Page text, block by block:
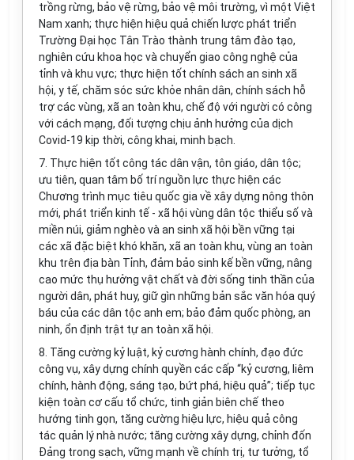
trồng rừng, bảo vệ rừng, bảo vệ môi trường, vì một Việt
Nam xanh; thực hiện hiệu quả chiến lược phát triển
Trường Đại học Tân Trào thành trung tâm đào tạo,
nghiên cứu khoa học và chuyển giao công nghệ của
tỉnh và khu vực; thực hiện tốt chính sách an sinh xã
hội, y tế, chăm sóc sức khỏe nhân dân, chính sách hỗ
trợ các vùng, xã an toàn khu, chế độ với người có công
với cách mạng, đối tượng chịu ảnh hưởng của dịch
Covid-19 kịp thời, công khai, minh bạch.
7. Thực hiện tốt công tác dân vận, tôn giáo, dân tộc;
ưu tiên, quan tâm bố trí nguồn lực thực hiện các
Chương trình mục tiêu quốc gia về xây dựng nông thôn
mới, phát triển kinh tế - xã hội vùng dân tộc thiểu số và
miền núi, giảm nghèo và an sinh xã hội bền vững tại
các xã đặc biệt khó khăn, xã an toàn khu, vùng an toàn
khu trên địa bàn Tỉnh, đảm bảo sinh kế bền vững, nâng
cao mức thụ hưởng vật chất và đời sống tinh thần của
người dân, phát huy, giữ gìn những bản sắc văn hóa quý
báu của các dân tộc anh em; bảo đảm quốc phòng, an
ninh, ổn định trật tự an toàn xã hội.
8. Tăng cường kỷ luật, kỷ cương hành chính, đạo đức
công vụ, xây dựng chính quyền các cấp “kỷ cương, liêm
chính, hành động, sáng tạo, bứt phá, hiệu quả”; tiếp tục
kiện toàn cơ cấu tổ chức, tinh giản biên chế theo
hướng tinh gọn, tăng cường hiệu lực, hiệu quả công
tác quản lý nhà nước; tăng cường xây dựng, chỉnh đốn
Đảng trong sạch, vững mạnh về chính trị, tư tưởng, tổ